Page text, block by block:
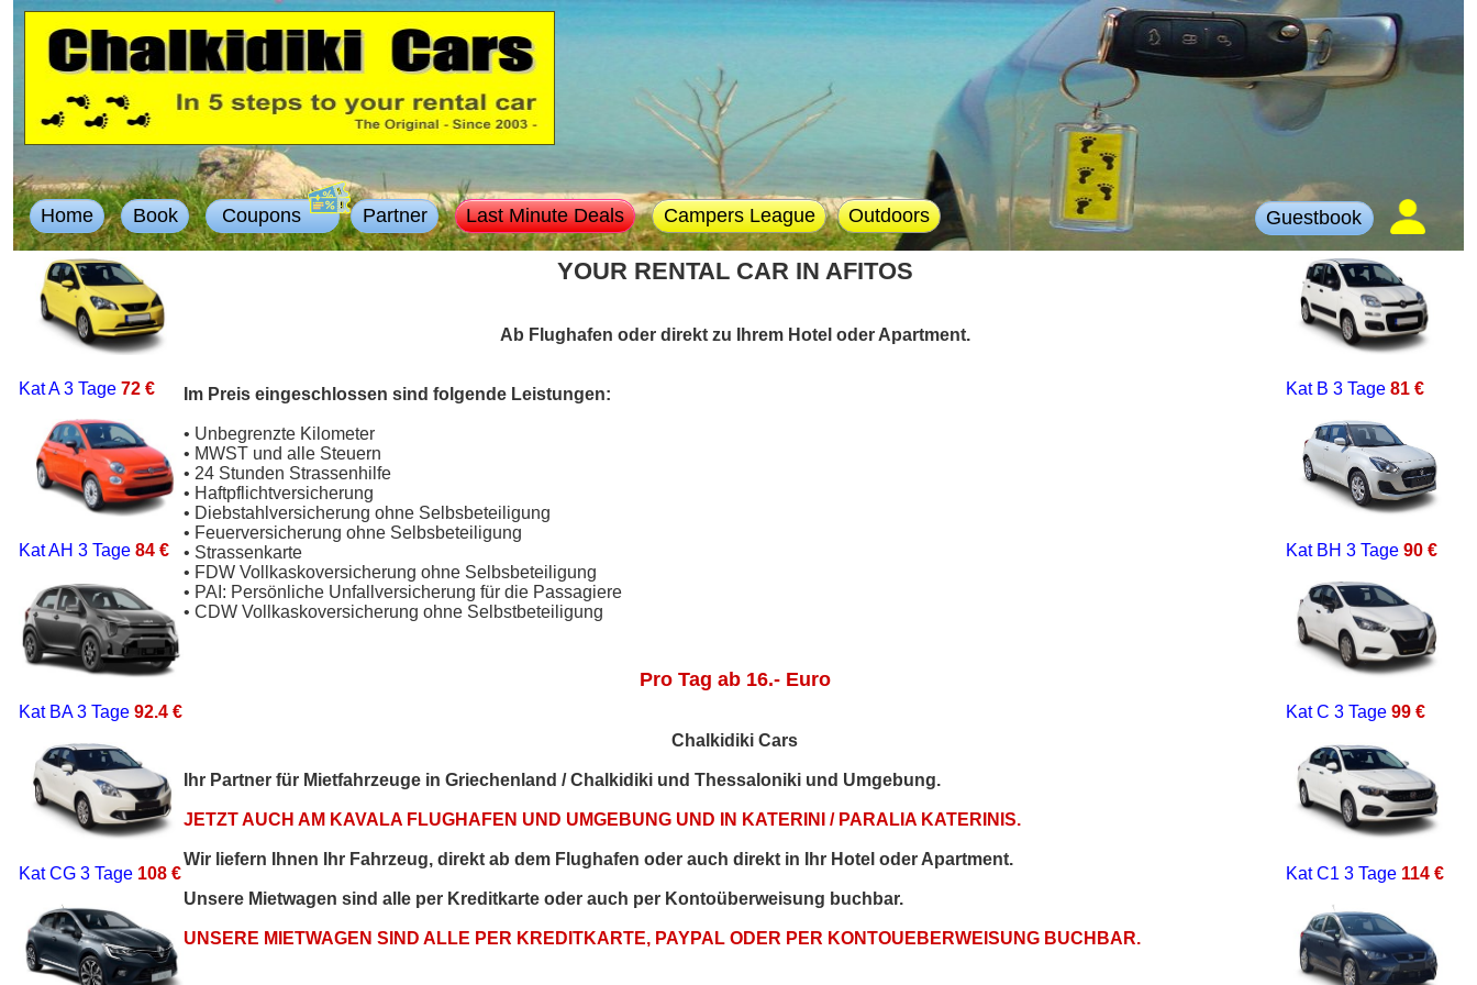
Home Book Coupons Partner Last Minute Deals Campers League Outdoors Guestbook
Kat A3 Tage 72 €
Kat AH 3 Tage 84 €
Kat BA3 Tage 92.4 €
Kat CG 3 Tage 108 €
YOUR RENTAL CAR IN AFITOS
Ab Flughafen oder direkt zu Ihrem Hotel oder Apartment.
Im Preis eingeschlossen sind folgende Leistungen:
• Unbegrenzte Kilometer
• MWST und alle Steuern
• 24 Stunden Strassenhilfe
• Haftpflichtversicherung
• Diebstahlversicherung ohne Selbsbeteiligung
• Feuerversicherung ohne Selbsbeteiligung
• Strassenkarte
• FDW Vollkaskoversicherung ohne Selbsbeteiligung
• PAI: Persönliche Unfallversicherung für die Passagiere
• CDW Vollkaskoversicherung ohne Selbstbeteiligung
Pro Tag ab 16.- Euro
Chalkidiki Cars
Ihr Partner für Mietfahrzeuge in Griechenland / Chalkidiki und Thessaloniki und Umgebung.
JETZT AUCH AM KAVALA FLUGHAFEN UND UMGEBUNG UND IN KATERINI / PARALIA KATERINIS.
Wir liefern Ihnen Ihr Fahrzeug, direkt ab dem Flughafen oder auch direkt in Ihr Hotel oder Apartment.
Unsere Mietwagen sind alle per Kreditkarte oder auch per Kontoüberweisung buchbar.
UNSERE MIETWAGEN SIND ALLE PER KREDITKARTE, PAYPAL ODER PER KONTOUEBERWEISUNG BUCHBAR.
Kat B 3 Tage 81 €
Kat BH 3 Tage 90 €
Kat C 3 Tage 99 €
Kat C1 3 Tage 114 €